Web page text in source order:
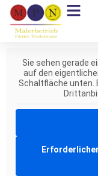
Sie sehen gerade
auf den
Schaltfläche unten.